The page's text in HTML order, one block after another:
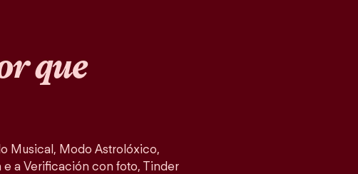
que
Musical, Modo Astrolóxico,
a Verificación con foto, Tinder